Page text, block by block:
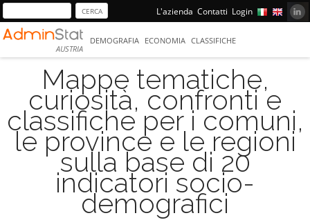
L'azienda Contatti Login
AUSTRIA
DEMOGRAFIA ECONOMIA CLASSIFICHE
Mappe tematiche,
curiosità, confronti e
classifiche per i comuni,
le province e le regioni
sulla base di 20
indicatori socio-
demografici